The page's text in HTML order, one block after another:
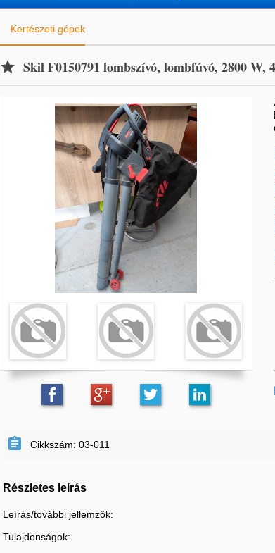
Kertészeti gépek
 Skil F0150791 lombszívó, lombfúvó, 2800 W,
 Cikkszám: 03-011
Részletes leírás
Leírás/további jellemzők:
Tulajdonságok: